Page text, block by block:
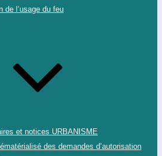
de l’usage du feu
et notices URBANISME
des demandes d’autorisation